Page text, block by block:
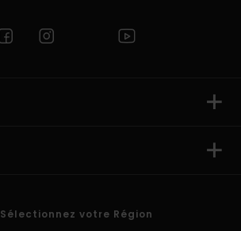
Sélectionnez votre Région